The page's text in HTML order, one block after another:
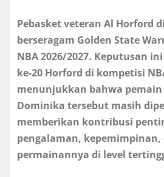
Pebasket veteran Al Horford
berseragam Golden State
NBA 2026/2027. Keputusan
ke-20 Horford di kompetisi
menunjukkan bahwa pemain
Dominika tersebut masih
memberikan kontribusi
pengalaman,
permainannya di level